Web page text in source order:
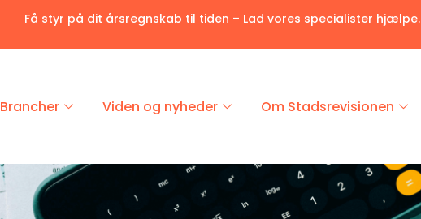
Få styr på dit årsregnskab til tiden – Lad vores specialister hjælpe.
Brancher Viden og nyheder Om Stadsrevisionen